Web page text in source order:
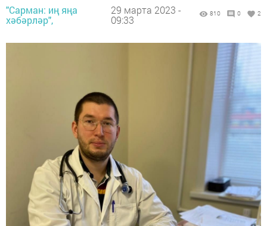
"Сарман: иң яңа
хәбәрләр",
29 марта 2023 -
09:33
810 0 2